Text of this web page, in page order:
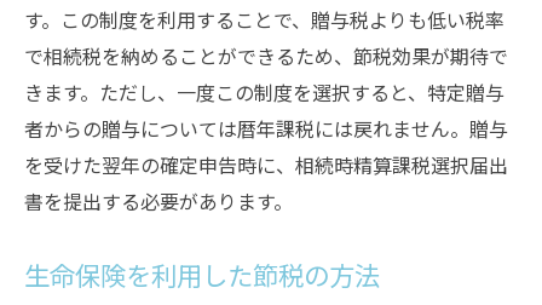
す。この制度を利用することで、贈与税よりも低い税率
で相続税を納めることができるため、節税効果が期待で
きます。ただし、一度この制度を選択すると、特定贈与
者からの贈与については暦年課税には戻れません。贈与
を受けた翌年の確定申告時に、相続時精算課税選択届出
書を提出する必要があります。
生命保険を利用した節税の方法